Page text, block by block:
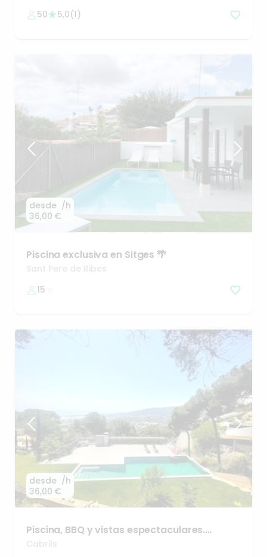
50
5,0(1)
desde
36,00 €
/h
Piscina exclusiva en Sitges 🌴
Sant Pere de Ribes
15
desde
36,00 €
/h
Piscina​,​ BBQ yvistas espectaculares.
Cabrils
Cabrils